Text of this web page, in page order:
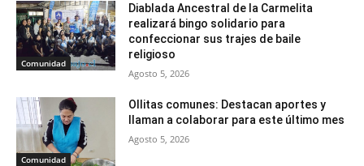
Comunidad
Diablada Ancestral de la Carmelita
realizará bingo solidario para
confeccionar sus trajes de baile
religioso
Agosto 5, 2026
Comunidad
Ollitas comunes: Destacan aportes y
llaman a colaborar para este último mes
Agosto 5, 2026